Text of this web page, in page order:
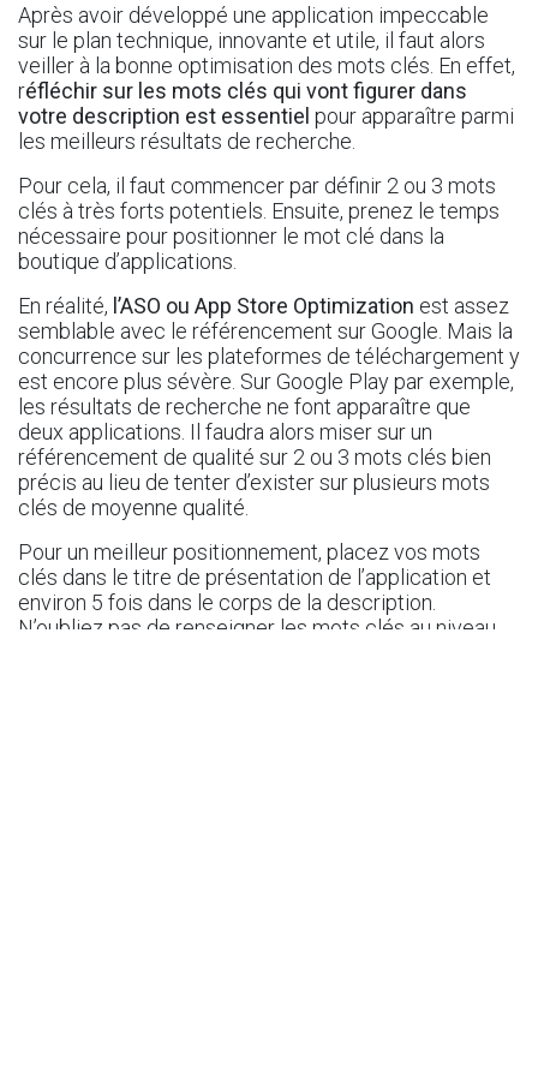
Après avoir développé une application impeccable
sur le plan technique, innovante et utile, il faut alors
veiller à la bonne optimisation des mots clés. En effet,
réfléchir sur les mots clés qui vont figurer dans
votre description est essentiel pour apparaître parmi
les meilleurs résultats de recherche.
Pour cela, il faut commencer par définir 2 ou 3 mots
clés à très forts potentiels. Ensuite, prenez le temps
nécessaire pour positionner le mot clé dans la
boutique d’applications.
En réalité, l’ASO ou App Store Optimization est assez
semblable avec le référencement sur Google. Mais la
concurrence sur les plateformes de téléchargement y
est encore plus sévère. Sur Google Play par exemple,
les résultats de recherche ne font apparaître que
deux applications. Il faudra alors miser sur un
référencement de qualité sur 2 ou 3 mots clés bien
précis au lieu de tenter d’exister sur plusieurs mots
clés de moyenne qualité.
Pour un meilleur positionnement, placez vos mots
clés dans le titre de présentation de l’application et
environ 5 fois dans le corps de la description.
N’oubliez pas de renseigner les mots clés au niveau